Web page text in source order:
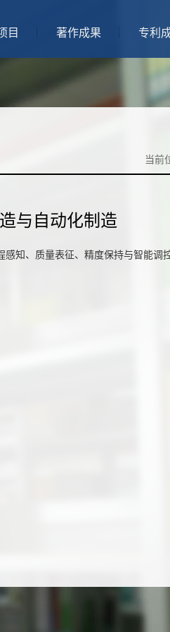
目 著作成果 专利
当前
与自动化制造
知、质量表征、精度保持与智能调